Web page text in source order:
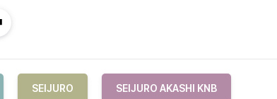
SEIJURO SEIJURO AKASHI KNB